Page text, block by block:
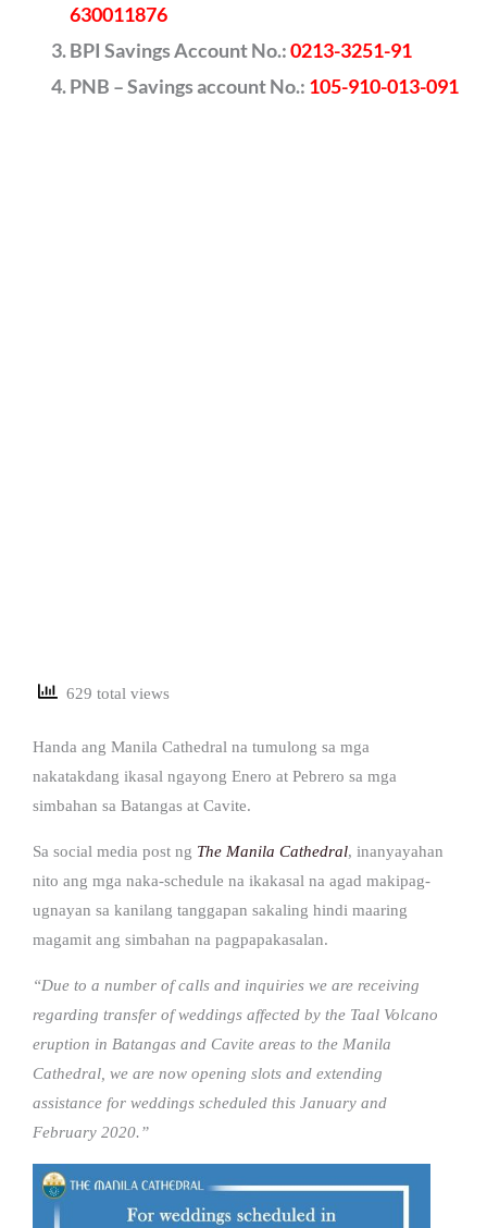
630011876
BPI Savings Account No.:0213-3251-91
PNB – Savings account No.: 105-910-013-091
629 total views
Handa ang Manila Cathedral na tumulong sa mga
nakatakdang ikasal ngayong Enero at Pebrero sa mga
simbahan sa Batangas at Cavite.
Sa social media post ng The Manila Cathedral, inanyayahan
nito ang mga naka-schedule na ikakasal na agad makipag-
ugnayan sa kanilang tanggapan sakaling hindi maaring
magamit ang simbahan na pagpapakasalan.
“Due to a number of calls and inquiries we are receiving
regarding transfer of weddings affected by the Taal Volcano
eruption in Batangas and Cavite areas to the Manila
Cathedral, we are now opening slots and extending
assistance for weddings scheduled this January and
February 2020.”